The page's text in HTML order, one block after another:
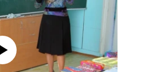
currently available